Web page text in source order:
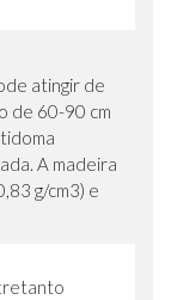
atingir de
de 60-90 cm
A madeira
g/cm3) e